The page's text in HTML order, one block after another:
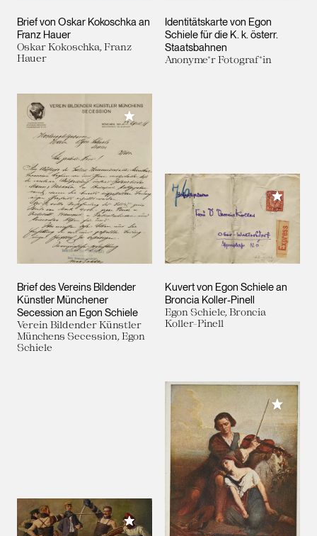
Brief von Oskar Kokoschka an
Franz Hauer
Oskar Kokoschka, Franz
Hauer
Identitätskarte von Egon
Schiele für die K. k. österr.
Staatsbahnen
Anonyme*r Fotograf*in
Brief des Vereins Bildender
Künstler Münchener
Secession an Egon Schiele
Verein Bildender Künstler
Münchens Secession, Egon
Schiele
Meiner Sammlung hinzufügen
Kuvert von Egon Schiele an
Broncia Koller-Pinell
Egon Schiele, Broncia
Koller-Pinell
Meiner
Meiner Sammlung hinzufügen
Meiner